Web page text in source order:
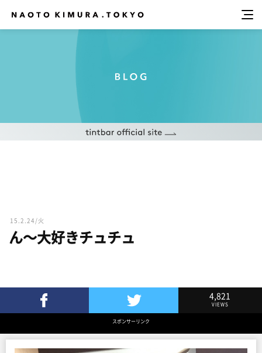
15.2.24/火
ん〜大好きチュチュ
Twitterでツイート
4,821
VIEWS
スポンサーリンク